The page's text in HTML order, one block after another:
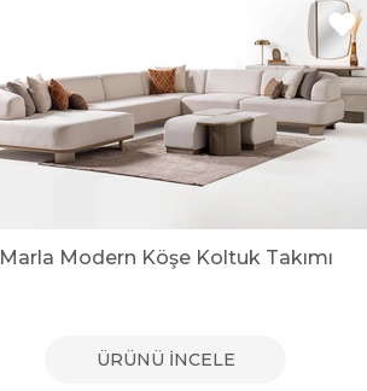
Marla Modern Köşe Koltuk Takımı
ÜRÜNÜ İNCELE